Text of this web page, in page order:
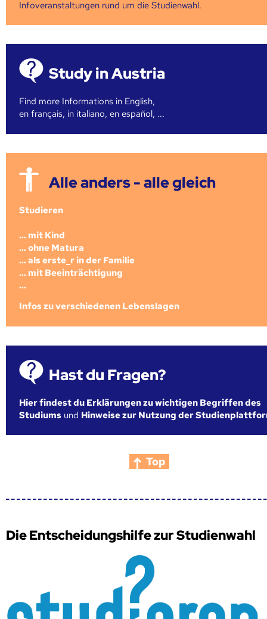
Infoveranstaltungen rund um die Studienwahl.
Study in Austria
Find more Informations in English,
en français, in italiano, en español, ...
Alle anders - alle gleich
Studieren
... mit Kind
... ohne Matura
... als erste_r in der Familie
... mit Beeinträchtigung
...
Infos zu verschiedenen Lebenslagen
Hast du Fragen?
Hier findest du Erklärungen zu wichtigen Begriffen des
Studiums und Hinweise zur Nutzung der
Top
Die Entscheidungshilfe zur Studienwahl